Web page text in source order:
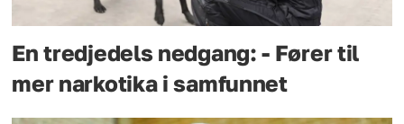
En tredjedels nedgang: - Fører til
mer narkotika i samfunnet